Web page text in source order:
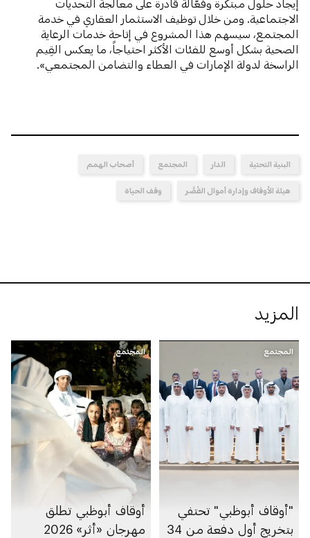
إيجاد حلول مبتكَرة وفعّالة قادرة على معالجة التحديات
الاجتماعية. ومن خلال توظيف الاستثمار العقاري في خدمة
المجتمع، سيسهم هذا المشروع في إتاحة خدمات الرعاية
الصحية بشكل أوسع للفئات الأكثر احتياجاً، ما يعكس القِيم
الراسخة لدولة الإمارات في العطاء والتضامن المجتمعي».
البنية التحتية الدار المجتمع أصحاب الهمم
هيئة الأوقاف وإدارة أموال القُصَّر وقف الحياة
المزيد
المجتمع
"أوقاف أبوظبي" تحتفي
بتخريج أول دفعة من 34
المجتمع
أوقاف أبوظبي تطلق
مهرجان «أثر» 2026